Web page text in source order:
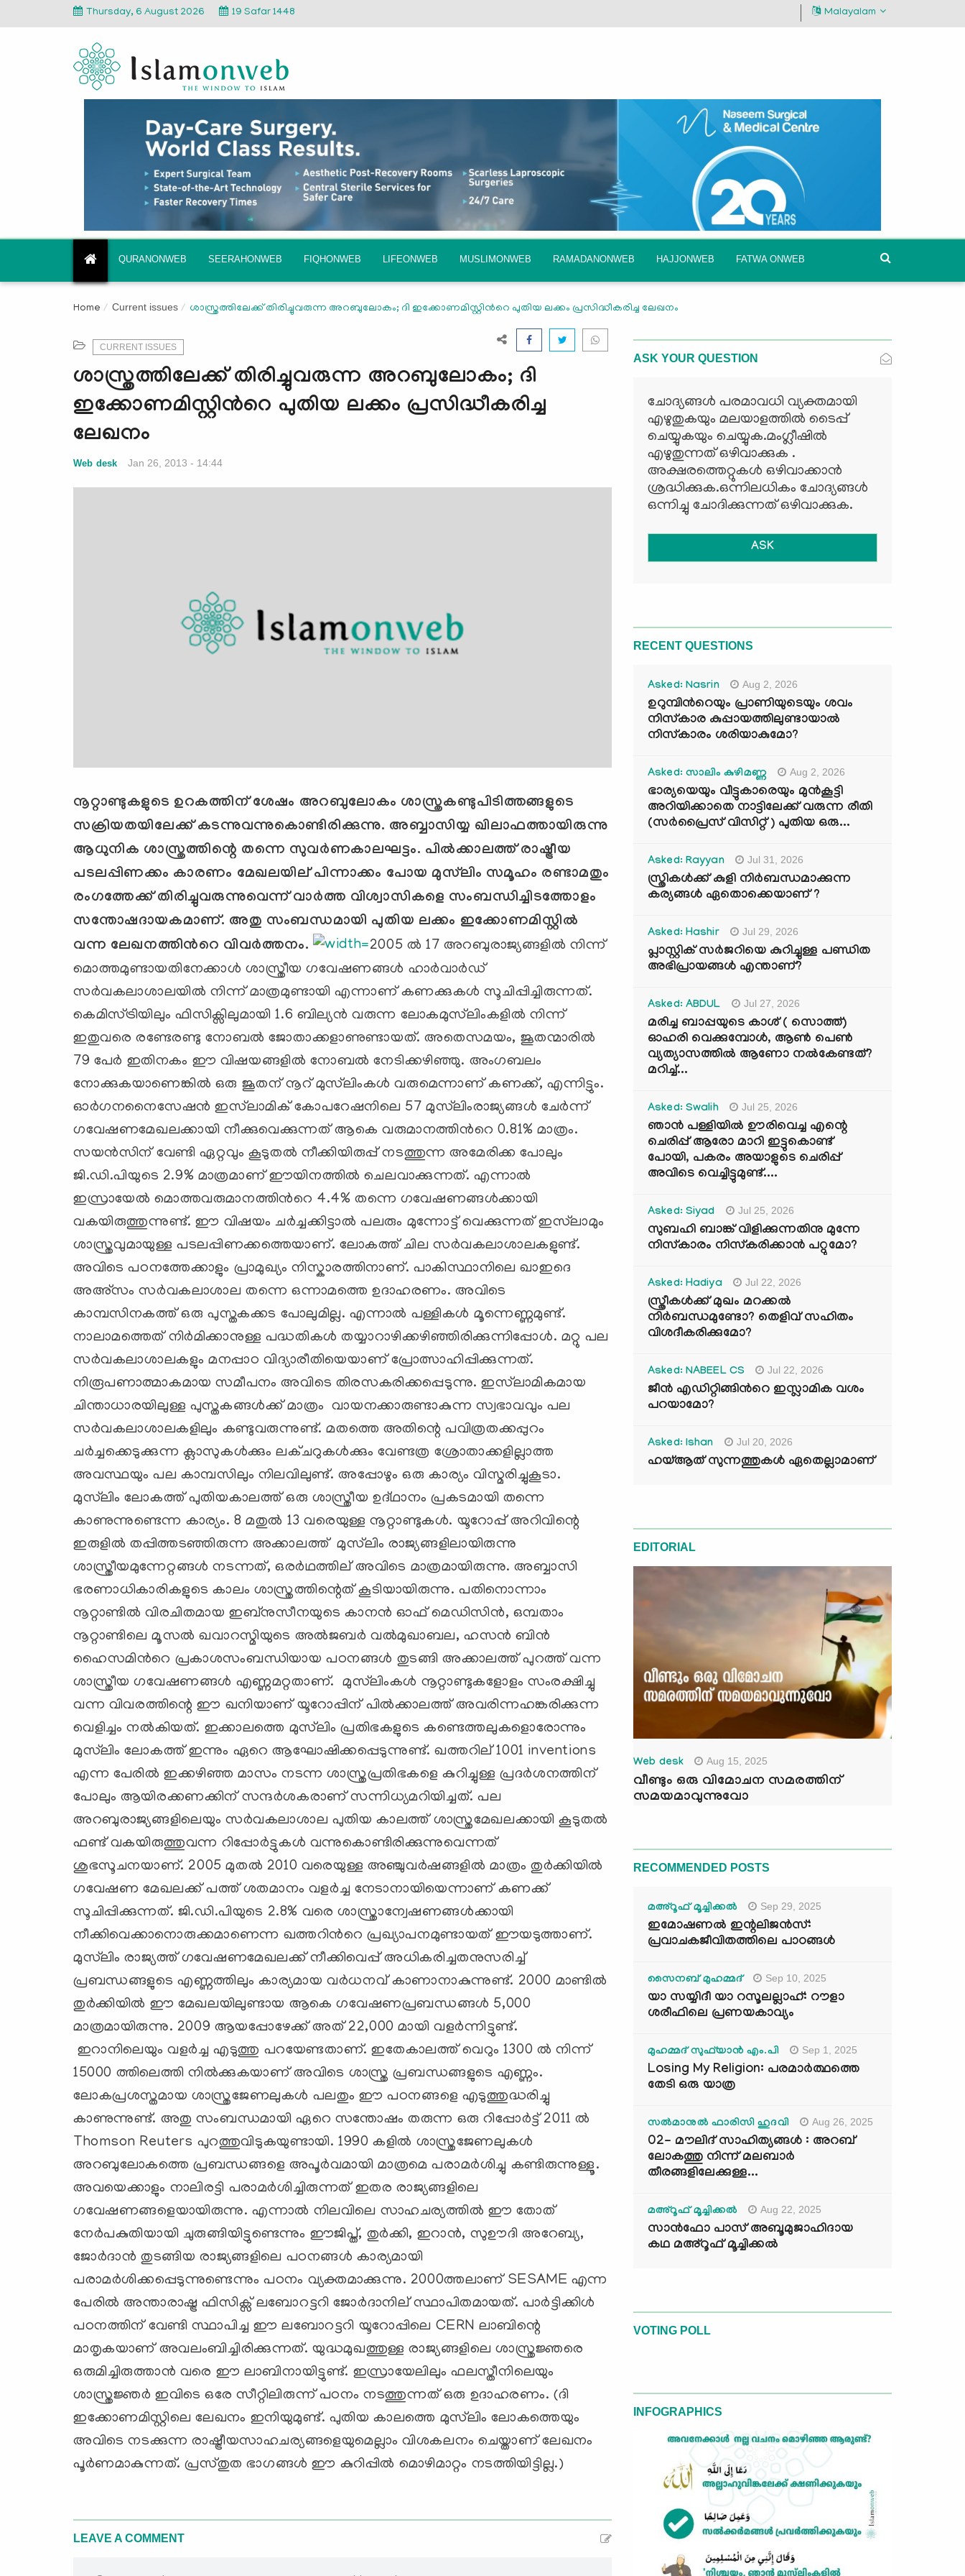
Thursday, 6 August 2026 19 Safar 1448 Malayalam
QURANONWEB SEERAHONWEB FIQHONWEB LIFEONWEB MUSLIMONWEB RAMADANONWEB HAJJONWEB FATWA ONWEB
Home Current issues ശാസ്ത്രത്തിലേക്ക് തിരിച്ചുവരുന്ന അറബുലോകം; ദി ഇക്കോണമിസ്റ്റിന്‍റെ പുതിയ ലക്കം പ്രസിദ്ധീകരിച്ച ലേഖനം
CURRENT ISSUES
ശാസ്ത്രത്തിലേക്ക് തിരിച്ചുവരുന്ന അറബുലോകം; ദി
ഇക്കോണമിസ്റ്റിന്‍റെ പുതിയ ലക്കം പ്രസിദ്ധീകരിച്ച
ലേഖനം
Web desk Jan 26, 2013 - 14:44
നൂറ്റാണ്ടുകളുടെ ഉറകത്തിന് ശേഷം അറബുലോകം ശാസ്ത്രകണ്ടുപിടിത്തങ്ങളുടെ
സക്രിയതയിലേക്ക് കടന്നുവന്നുകൊണ്ടിരിക്കുന്നു. അബ്ബാസിയ്യ ഖിലാഫത്തായിരുന്നു
ആധുനിക ശാസ്ത്രത്തിന്റെ തന്നെ സുവര്‍ണകാലഘട്ടം. പില്‍ക്കാലത്ത് രാഷ്ട്രീയ
പടലപ്പിണക്കം കാരണം മേഖലയില് ‍പിന്നാക്കം പോയ മുസ്‌ലിം സമൂഹം രണ്ടാമതും
രംഗത്തേക്ക് തിരിച്ചുവരുന്നുവെന്ന് വാര്‍ത്ത വിശ്വാസികളെ സംബന്ധിച്ചിടത്തോളം
സന്തോഷദായകമാണ്. അതു സംബന്ധമായി പുതിയ ലക്കം ഇക്കോണമിസ്റ്റില്‍
വന്ന ലേഖനത്തിന്‍റെ വിവര്‍ത്തനം.
2005 ല്‍ 17 അറബുരാജ്യങ്ങളില്‍ നിന്ന്
മൊത്തമുണ്ടായതിനേക്കാള്‍ ശാസ്ത്രീയ ഗവേഷണങ്ങള്‍ ഹാര്‍വാര്‍ഡ്
സര്‍വകലാശാലയില്‍ നിന്ന് മാത്രമുണ്ടായി എന്നാണ് കണക്കുകള്‍ സൂചിപ്പിച്ചിരുന്നത്.
കെമിസ്ട്രിയിലും ഫിസിക്സിലുമായി 1.6 ബില്യന്‍ വരുന്ന ലോകമുസ്‌ലിംകളില്‍ നിന്ന്
ഇതുവരെ രണ്ടേരണ്ടു നോബല്‍ ജോതാക്കളാണുണ്ടായത്. അതെസമയം, ജൂതന്മാരില്‍
79 പേര്‍ ഇതിനകം ഈ വിഷയങ്ങളില്‍ നോബല്‍ നേടിക്കഴിഞ്ഞു. അംഗബലം
നോക്കുകയാണെങ്കില്‍ ഒരു ജൂതന് നൂറ് മുസ്‌ലിംകള്‍ വരുമെന്നാണ് കണക്ക്, എന്നിട്ടും.
ഓര്‍ഗനനൈസേഷന്‍ ഇസ്‌ലാമിക് കോപറേഷനിലെ 57 മുസ്‌ലിംരാജ്യങ്ങള്‍ ചേര്‍ന്ന്
ഗവേഷണമേഖലക്കായി നീക്കുവെക്കുന്നത് ആകെ വരുമാനത്തിന്‍റെ 0.81% മാത്രം.
സയന്‍സിന് വേണ്ടി ഏറ്റവും കൂടുതല്‍ നീക്കിയിരുപ്പ് നടത്തുന്ന അമേരിക്ക പോലും
ജി.ഡി.പിയുടെ 2.9% മാത്രമാണ് ഈയിനത്തില്‍ ചെലവാക്കുന്നത്. എന്നാല്‍
ഇസ്രായേല്‍ മൊത്തവരുമാനത്തിന്‍റെ 4.4% തന്നെ ഗവേഷണങ്ങള്‍ക്കായി
വകയിരുത്തുന്നുണ്ട്. ഈ വിഷയം ചര്‍ച്ചക്കിട്ടാല്‍ പലരും മുന്നോട്ട് വെക്കുന്നത് ഇസ്‌ലാമും
ശാസ്ത്രവുമായുള്ള പടലപ്പിണക്കത്തെയാണ്. ലോകത്ത് ചില സര്‍വകലാശാലകളുണ്ട്.
അവിടെ പഠനത്തേക്കാളും പ്രാമുഖ്യം നിസ്കാരത്തിനാണ്. പാകിസ്ഥാനിലെ ഖാഇദെ
അഅ്സം സര്‍വകലാശാല തന്നെ ഒന്നാമത്തെ ഉദാഹരണം. അവിടെ
കാമ്പസിനകത്ത് ഒരു പുസ്തകക്കട പോലുമില്ല. എന്നാല്‍ പള്ളികള്‍ മൂന്നെണ്ണമുണ്ട്.
നാലാമത്തെത് നിര്‍മിക്കാനുള്ള പദ്ധതികള്‍ തയ്യാറാഴിക്കഴിഞ്ഞിരിക്കുന്നിപ്പോള്‍. മറ്റു പല
സര്‍വകലാശാലകളും മനപ്പാഠ വിദ്യാരീതിയെയാണ് പ്രോത്സാഹിപ്പിക്കുന്നത്.
നിരൂപണാത്മാകമായ സമീപനം അവിടെ തിരസകരിക്കപ്പെടുന്നു. ഇസ്‌ലാമികമായ
ചിന്താധാരയിലുള്ള പുസ്തകങ്ങള്‍ക്ക് മാത്രം വായനക്കാരുണ്ടാകുന്ന സ്വഭാവവും പല
സര്‍വകലാശാലകളിലും കണ്ടുവരുന്നുണ്ട്. മതത്തെ അതിന്റെ പവിത്രതക്കപ്പുറം
ചര്‍ച്ചക്കെടുക്കുന്ന ക്ലാസുകള്‍ക്കും ലക്ചറുകള്‍ക്കും വേണ്ടത്ര ശ്രോതാക്കളില്ലാത്ത
അവസ്ഥയും പല കാമ്പസിലും നിലവിലുണ്ട്. അപ്പോഴും ഒരു കാര്യം വിസ്മരിച്ചുകൂടാ.
മുസ്‌ലിം ലോകത്ത് പുതിയകാലത്ത് ഒരു ശാസ്ത്രീയ ഉദ്ഥാനം പ്രകടമായി തന്നെ
കാണുന്നുണ്ടെന്ന കാര്യം. 8 മതുല്‍ 13 വരെയുള്ള നൂറ്റാണ്ടുകള്‍. യൂറോപ്പ് അറിവിന്റെ
ഇരുളില്‍ തപ്പിത്തടഞ്ഞിരുന്ന അക്കാലത്ത് മുസ്‌ലിം രാജ്യങ്ങളിലായിരുന്നു
ശാസ്ത്രീയമുന്നേറ്റങ്ങള്‍ നടന്നത്, ഒരര്‍ഥത്തില് ‍അവിടെ മാത്രമായിരുന്നു. അബ്ബാസി
ഭരണാധികാരികളുടെ കാലം ശാസ്ത്രത്തിന്റെത് കൂടിയായിരുന്നു. പതിനൊന്നാം
നൂറ്റാണ്ടില്‍ വിരചിതമായ ഇബ്നുസീനയുടെ കാനന്‍ ഓഫ് മെഡിസിന്‍, ഒമ്പതാം
നൂറ്റാണ്ടിലെ മൂസല്‍ ഖവാറസ്മിയുടെ അല്‍ജബര്‍ വല്‍മുഖാബല, ഹസന്‍ ബിന്‍
ഹൈസമിന്‍റെ പ്രകാശസംബന്ധിയായ പഠനങ്ങള്‍ തുടങ്ങി അക്കാലത്ത് പുറത്ത് വന്ന
ശാസ്ത്രീയ ഗവേഷണങ്ങള്‍ എണ്ണമറ്റതാണ്. മുസ്‌ലിംകള്‍ നൂറ്റാണ്ടുകളോളം സംരക്ഷിച്ചു
വന്ന വിവരത്തിന്റെ ഈ ഖനിയാണ് യൂറോപ്പിന് പില്‍ക്കാലത്ത് അവരിന്നഹങ്കരിക്കുന്ന
വെളിച്ചം നല്‍കിയത്. ഇക്കാലത്തെ മുസ്‌ലിം പ്രതിഭകളുടെ കണ്ടെത്തലുകളൊരോന്നും
മുസ്‌ലിം ലോകത്ത് ഇന്നും ഏറെ ആഘോഷിക്കപ്പെടുന്നുണ്ട്. ഖത്തറില് 1001 inventions
എന്ന പേരില്‍ ഇക്കഴിഞ്ഞ മാസം നടന്ന ശാസ്ത്രപ്രതിഭകളെ കുറിച്ചുള്ള പ്രദര്‍ശനത്തിന്
പോലും ആയിരക്കണക്കിന് സന്ദര്‍ശകരാണ് സന്നിധ്യമറിയിച്ചത്. പല
അറബുരാജ്യങ്ങളിലെയും സര്‍വകലാശാല പുതിയ കാലത്ത് ശാസ്ത്രമേഖലക്കായി കൂടുതല്‍
ഫണ്ട് വകയിരുത്തുവന്ന റിപ്പോര്‍ട്ടുകള്‍ വന്നുകൊണ്ടിരിക്കുന്നുവെന്നത്
ശുഭസൂചനയാണ്. 2005 മുതല്‍ 2010 വരെയുള്ള അഞ്ചുവര്‍ഷങ്ങളില്‍ മാത്രം തുര്‍ക്കിയില്‍
ഗവേഷണ മേഖലക്ക് പത്ത് ശതമാനം വളര്‍ച്ച നേടാനായിയെന്നാണ് കണക്ക്
സൂചിപ്പിക്കുന്നത്. ജി.ഡി.പിയുടെ 2.8% വരെ ശാസ്ത്രാന്വേഷണങ്ങള്‍ക്കായി
നീക്കിവെക്കാനൊരുക്കമാണെന്ന ഖത്തറിന്‍റെ പ്രഖ്യാപനമുണ്ടായത് ഈയടുത്താണ്.
മുസ്‌ലിം രാജ്യത്ത് ഗവേഷണമേഖലക്ക് നീക്കിവെപ്പ് അധികരിച്ചതനുസരിച്ച്
പ്രബന്ധങ്ങളുടെ എണ്ണത്തിലും കാര്യമായ വര്‍ധനവ് കാണാനാകുന്നുണ്ട്. 2000 മാണ്ടില്‍
തുര്‍ക്കിയില്‍ ഈ മേഖലയിലുണ്ടായ ആകെ ഗവേഷണപ്രബന്ധങ്ങള്‍ 5,000
മാത്രമായിരുന്നു. 2009 ആയപ്പോഴേക്ക് അത് 22,000 മായി വളര്‍ന്നിട്ടുണ്ട്.
ഇറാനിലെയും വളര്‍ച്ച എടുത്തു പറയേണ്ടതാണ്. ഇതേകാലത്ത് വെറും 1300 ല്‍ നിന്ന്
15000 ത്തിലെത്തി നില്‍ക്കുകയാണ് അവിടെ ശാസ്ത്ര പ്രബന്ധങ്ങളുടെ എണ്ണം.
ലോകപ്രശസ്തമായ ശാസ്ത്രജേണലുകള്‍ പലതും ഈ പഠനങ്ങളെ എടുത്തുദ്ധരിച്ചു
കാണുന്നുണ്ട്. അതു സംബന്ധമായി ഏറെ സന്തോഷം തരുന്ന ഒരു റിപ്പോര്‍ട്ട് 2011 ല്‍
Thomson Reuters പുറത്തുവിടുകയുണ്ടായി. 1990 കളില്‍ ശാസ്ത്രജേണലുകള്‍
അറബുലോകത്തെ പ്രബന്ധങ്ങളെ അപൂര്‍വമായി മാത്രമെ പരാമര്‍ശിച്ചു കണ്ടിരുന്നുള്ളൂ.
അവയെക്കാളും നാലിരട്ടി പരാമര്‍ശിച്ചിരുന്നത് ഇതര രാജ്യങ്ങളിലെ
ഗവേഷണങ്ങളെയായിരുന്നു. എന്നാല്‍ നിലവിലെ സാഹചര്യത്തില്‍ ഈ തോത്
നേര്‍പകുതിയായി ചുരുങ്ങിയിട്ടുണ്ടെന്നും ഈജിപ്ത്, തുര്‍ക്കി, ഇറാന്‍, സുഊദി അറേബ്യ,
ജോര്‍ദാന്‍ തുടങ്ങിയ രാജ്യങ്ങളിലെ പഠനങ്ങള്‍ കാര്യമായി
പരാമര്‍ശിക്കപ്പെടുന്നുണ്ടെന്നും പഠനം വ്യക്തമാക്കുന്നു. 2000ത്തലാണ് SESAME എന്ന
പേരില്‍ അന്താരാഷ്ട്ര ഫിസിക്സ് ലബോറട്ടറി ജോര്‍ദാനില് ‍സ്ഥാപിതമായത്. പാര്‍ട്ടിക്കിള്‍
പഠനത്തിന് വേണ്ടി സ്ഥാപിച്ച ഈ ലബോറട്ടറി യൂറോപ്പിലെ CERN ലാബിന്റെ
മാതൃകയാണ് അവലംബിച്ചിരിക്കുന്നത്. യുദ്ധമുഖത്തുള്ള രാജ്യങ്ങളിലെ ശാസ്ത്രജ്ഞരെ
ഒരുമിച്ചിരുത്താന്‍ വരെ ഈ ലാബിനായിട്ടുണ്ട്. ഇസ്രായേലിലും ഫലസ്തീനിലെയും
ശാസ്ത്രജ്ഞര്‍ ഇവിടെ ഒരേ സീറ്റിലിരുന്ന് പഠനം നടത്തുന്നത് ഒരു ഉദാഹരണം. (ദി
ഇക്കോണമിസ്റ്റിലെ ലേഖനം ഇനിയുമുണ്ട്. പുതിയ കാലത്തെ മുസ്‌ലിം ലോകത്തെയും
അവിടെ നടക്കുന്ന രാഷ്ട്രീയസാഹചര്യങ്ങളെയുമെല്ലാം വിശകലനം ചെയ്താണ് ലേഖനം
പൂര്‍ണമാകുന്നത്. പ്രസ്തുത ഭാഗങ്ങള്‍ ഈ കുറിപ്പില്‍ മൊഴിമാറ്റം നടത്തിയിട്ടില്ല.)
LEAVE A COMMENT
ASK YOUR QUESTION
ചോദ്യങ്ങള്‍ പരമാവധി വ്യക്തമായി
എഴുതുകയും മലയാളത്തില്‍ ടൈപ്പ്
ചെയ്യുകയും ചെയ്യുക.മംഗ്ലീഷില്‍
എഴുതുന്നത് ഒഴിവാക്കുക .
അക്ഷരത്തെറ്റുകള്‍ ഒഴിവാക്കാന്‍
ശ്രദ്ധിക്കുക.ഒന്നിലധികം ചോദ്യങ്ങള്‍
ഒന്നിച്ചു ചോദിക്കുന്നത് ഒഴിവാക്കുക.
ASK
RECENT QUESTIONS
Asked: Nasrin Aug 2, 2026
ഉറുമ്പിന്‍റെയും പ്രാണിയുടെയും ശവം
നിസ്കാര കുപ്പായത്തിലുണ്ടായാൽ
നിസ്കാരം ശരിയാകുമോ?
Asked: സാലിം കുഴിമണ്ണ Aug 2, 2026
ഭാര്യയെയും വീട്ടുകാരെയും മുൻകൂട്ടി
അറിയിക്കാതെ നാട്ടിലേക്ക് വരുന്ന രീതി
(സർപ്രൈസ് വിസിറ്റ് ) പുതിയ ഒരു...
Asked: Rayyan Jul 31, 2026
സ്ത്രികൾക്ക് കുളി നിർബന്ധമാക്കുന്ന
കര്യങ്ങൾ ഏതൊക്കെയാണ് ?
Asked: Hashir Jul 29, 2026
പ്ലാസ്റ്റിക് സർജറിയെ കുറിച്ചുള്ള പണ്ഡിത
അഭിപ്രായങ്ങൾ എന്താണ്?
Asked: ABDUL Jul 27, 2026
മരിച്ച ബാപ്പയുടെ കാശ് ( സൊത്ത്)
ഓഹരി വെക്കുമ്പോൾ, ആണ്‍ പെണ്‍
വ്യത്യാസത്തില്‍ ആണോ നല്‍കേണ്ടത്?
മറിച്ച്...
Asked: Swalih Jul 25, 2026
ഞാൻ പള്ളിയിൽ ഊരിവെച്ച എന്റെ
ചെരിപ്പ് ആരോ മാറി ഇട്ടുകൊണ്ട്
പോയി, പകരം അയാളുടെ ചെരിപ്പ്
അവിടെ വെച്ചിട്ടുമുണ്ട്....
Asked: Siyad Jul 25, 2026
സുബഹി ബാങ്ക് വിളിക്കുന്നതിനു മുന്നേ
നിസ്കാരം നിസ്കരിക്കാൻ പറ്റുമോ?
Asked: Hadiya Jul 22, 2026
സ്ത്രീകൾക്ക് മുഖം മറക്കൽ
നിർബന്ധമുണ്ടോ? തെളിവ് സഹിതം
വിശദീകരിക്കുമോ?
Asked: NABEEL CS Jul 22, 2026
ജീൻ എഡിറ്റിങ്ങിന്‍റെ ഇസ്ലാമിക വശം
പറയാമോ?
Asked: Ishan Jul 20, 2026
ഹയ്ആത് സുന്നത്തുകൾ ഏതെല്ലാമാണ്
EDITORIAL
Web desk Aug 15, 2025
വീണ്ടും ഒരു വിമോചന സമരത്തിന്
സമയമാവുന്നുവോ
RECOMMENDED POSTS
മഅ്റൂഫ് മൂച്ചിക്കല്‍ Sep 29, 2025
ഇമോഷണൽ ഇന്റലിജൻസ്:
പ്രവാചകജീവിതത്തിലെ പാഠങ്ങൾ
സൈനബ് മുഹമ്മദ് Sep 10, 2025
യാ സയ്യിദീ യാ റസൂലല്ലാഹ്: റൗളാ
ശരീഫിലെ പ്രണയകാവ്യം
മുഹമ്മദ് സുഫ്‌യാൻ എം.പി Sep 1, 2025
Losing My Religion: പരമാർത്ഥത്തെ
തേടി ഒരു യാത്ര
സൽമാനുൽ ഫാരിസി ഹുദവി Aug 26, 2025
02- മൗലിദ് സാഹിത്യങ്ങൾ : അറബ്
ലോകത്തു നിന്ന് മലബാർ
തീരങ്ങളിലേക്കുള്ള...
മഅ്റൂഫ് മൂച്ചിക്കല്‍ Aug 22, 2025
സാൻഫോ പാസ് അബൂമുജാഹിദായ
കഥ മഅ്റൂഫ് മൂച്ചിക്കല്‍
VOTING POLL
INFOGRAPHICS